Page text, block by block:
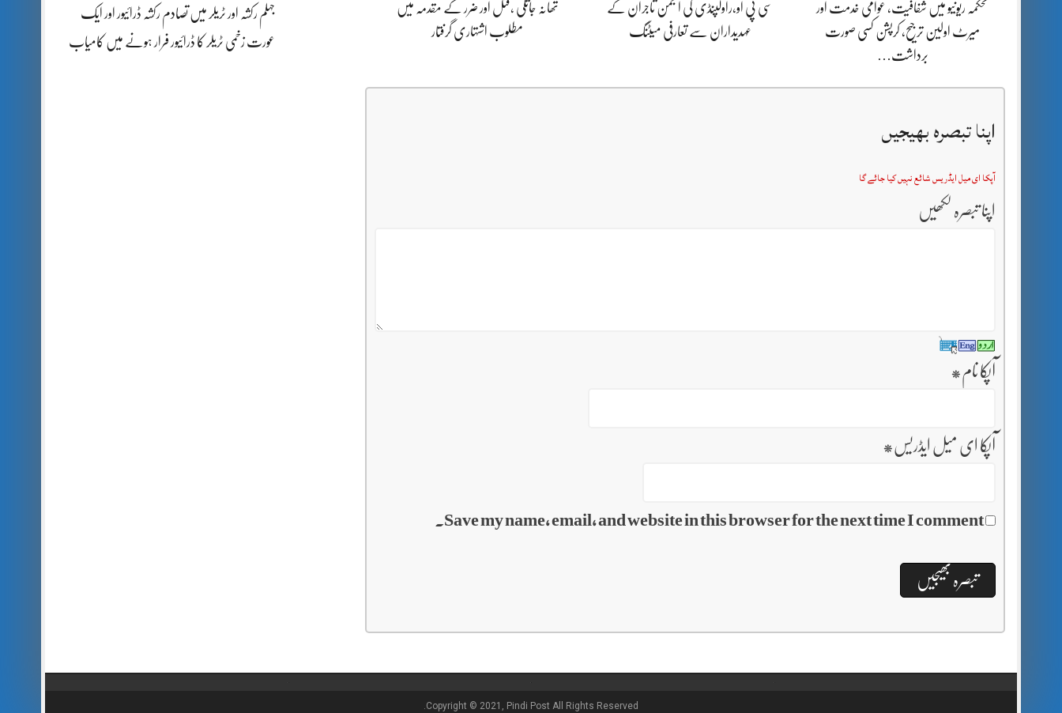
جہلم رکشہ اور ٹریلر میں تصادم رکشہ ڈرائیور اور ایک
عورت زخمی ٹریلر کا ڈرائیور فرار ہونے میں کامیاب
محکمہ ریونیو میں شفافیت، عوامی خدمت اور
میرٹ اولین ترجیح، کرپشن کسی صورت
برداشت…
سی پی او،راولپنڈی کی انجمن تاجران کے
عہدیداران سے تعارفی میٹنگ
تھانہ جاتلی ،قتل اور ضرر کے مقدمہ میں
مطلوب اشتہاری گرفتار
اپنا تبصرہ بھیجیں
آپکا ای میل ایڈریس شائع نہیں کیا جائے گا
اپنا تبصرہ لکھیں
آپکا نام *
آپکا ای میل ایڈریس *
Save my name, email, and website in this browser for the next time I comment.
Copyright © 2021, Pindi Post All Rights Reserved.